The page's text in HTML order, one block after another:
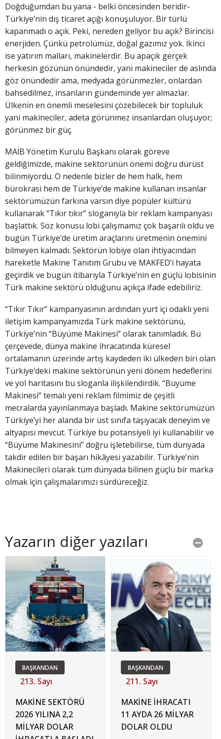
Doğduğumdan bu yana - belki öncesinden beridir-
Türkiye’nin dış ticaret açığı konuşuluyor. Bir türlü
kapanmadı o açık. Peki, nereden geliyor bu açık? Birincisi
enerjiden. Çünkü petrolümüz, doğal gazımız yok. İkinci
ise yatırım malları, makinelerdir. Bu apaçık gerçek
herkesin gözünün önündedir, yani makineciler de aslında
göz önündedir ama, medyada görünmezler, onlardan
bahsedilmez, insanların gündeminde yer almazlar.
Ülkenin en önemli meselesini çözebilecek bir topluluk
yani makineciler, adeta görünmez insanlardan oluşuyor;
görünmez bir güç.
MAİB Yönetim Kurulu Başkanı olarak göreve
geldiğimizde, makine sektörünün önemi doğru dürüst
bilinmiyordu. O nedenle bizler de hem halk, hem
bürokrasi hem de Türkiye’de makine kullanan insanlar
sektörümüzün farkına varsın diye popüler kültürü
kullanarak “Tıkır tıkır” sloganıyla bir reklam kampanyası
başlattık. Söz konusu lobi çalışmamız çok başarılı oldu ve
bugün Türkiye’de üretim araçlarını üretmenin önemini
bilmeyen kalmadı. Sektörün lobiye olan ihtiyacından
hareketle Makine Tanıtım Grubu ve MAKFED’i hayata
geçirdik ve bugün itibarıyla Türkiye’nin en güçlü lobisinin
Türk makine sektörü olduğunu açıkça ifade edebiliriz.
“Tıkır Tıkır” kampanyasının ardından yurt içi odaklı yeni
iletişim kampanyamızda Türk makine sektörünü,
Türkiye’nin “Büyüme Makinesi” olarak tanımladık. Bu
çerçevede, dünya makine ihracatında küresel
ortalamanın üzerinde artış kaydeden iki ülkeden biri olan
Türkiye’deki makine sektörünün yeni dönem hedeflerini
ve yol haritasını bu sloganla ilişkilendirdik. “Büyüme
Makinesi” temalı yeni reklam filmimiz de çeşitli
mecralarda yayınlanmaya başladı. Makine sektörümüzün
Türkiye’yi her alanda bir üst sınıfa taşıyacak deneyim ve
altyapısı mevcut. Türkiye bu potansiyeli iyi kullanabilir ve
“Büyüme Makinesini” doğru işletebilirse, tüm dünyada
takdir edilen bir başarı hikâyesi yazabilir. Türkiye’nin
Makinecileri olarak tüm dünyada bilinen güçlü bir marka
olmak için çalışmalarımızı sürdüreceğiz.
Yazarın diğer yazıları
BAŞKANDAN
213. Sayı
MAKİNE SEKTÖRÜ
2026 YILINA 2,2
MİLYAR DOLAR
BAŞKANDAN
211. Sayı
MAKİNE İHRACATI
11 AYDA 26 MİLYAR
DOLAR OLDU